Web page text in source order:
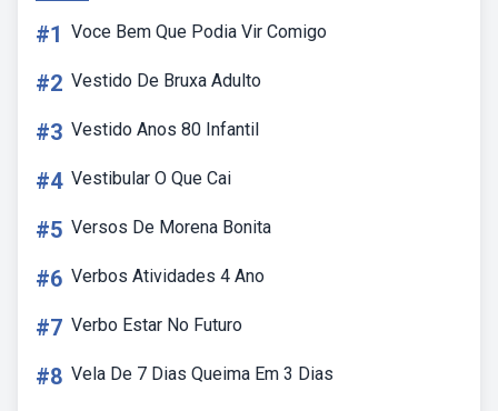
#1 Voce Bem Que Podia Vir Comigo
#2 Vestido De Bruxa Adulto
#3 Vestido Anos 80 Infantil
#4 Vestibular O Que Cai
#5 Versos De Morena Bonita
#6 Verbos Atividades 4 Ano
#7 Verbo Estar No Futuro
#8 Vela De 7 Dias Queima Em 3 Dias